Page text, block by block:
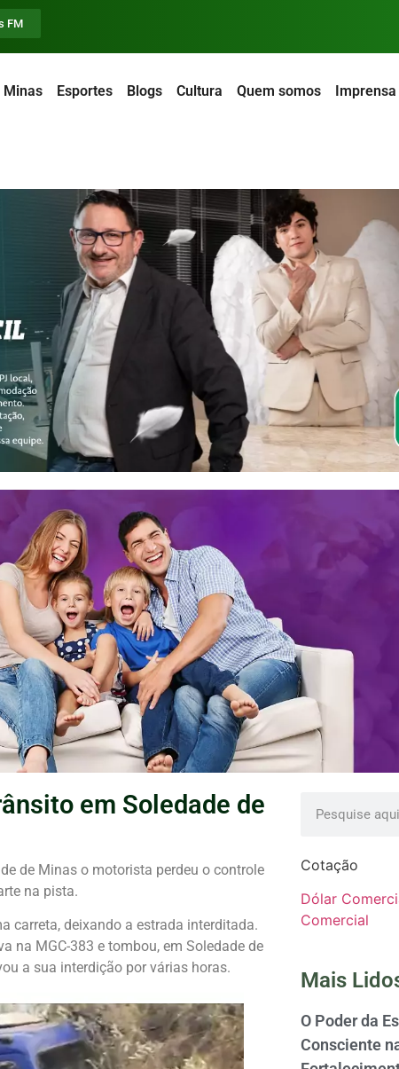
FM
Minas Esportes Blogs Cultura Quem somos
em Soledade de
de Minas o motorista perdeu o controle
na pista.
carreta, deixando a estrada interditada.
na MGC-383 e tombou, em Soledade de
a sua interdição por várias horas.
Cotação
Dólar
Comercial
Mais
O Poder da
Consciente